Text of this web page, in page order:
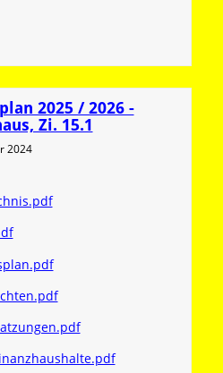
2025 / 2026 -
Zi. 15.1
2024